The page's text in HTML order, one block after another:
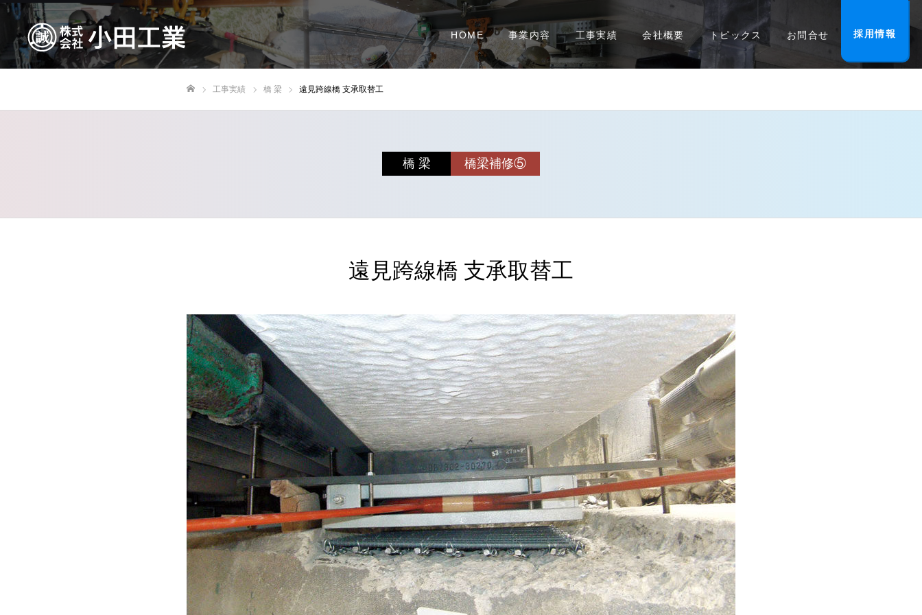
HOME 事業内容 工事実績 会社概要 トピックス お問合せ 採用情報
工事実績 橋 梁 遠見跨線橋 支承取替工
橋 梁 橋梁補修⑤
遠見跨線橋 支承取替工